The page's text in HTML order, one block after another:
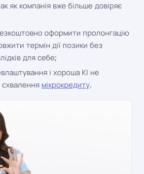
як компанія вже більше довіряє
оформити пролонгацію
термін дії позики без
для себе;
і хороша КІ не
схвалення мікрокредиту.